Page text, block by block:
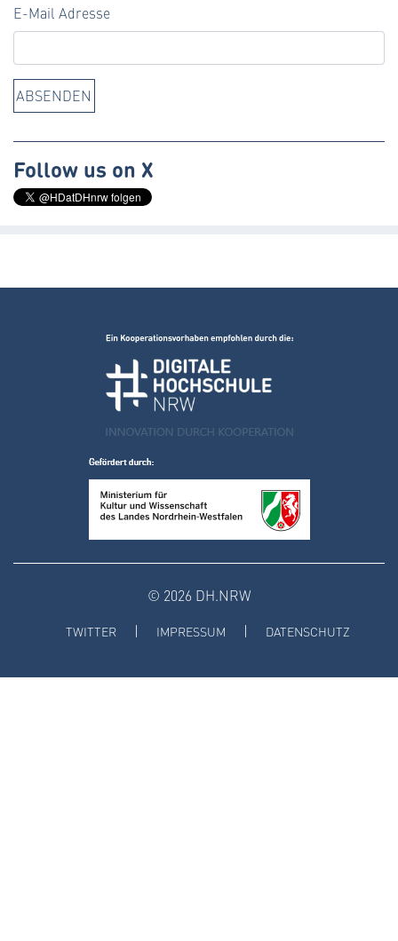
E-Mail Adresse
Follow us on X
© 2026 DH.NRW
TWITTER IMPRESSUM DATENSCHUTZ